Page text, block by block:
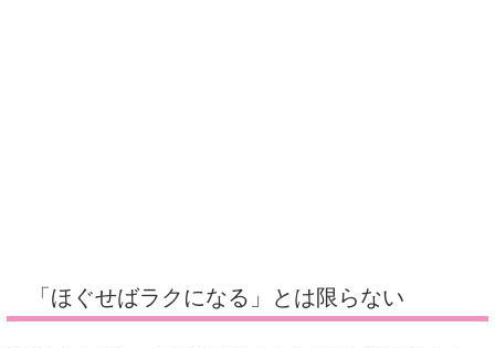
「ほぐせばラクになる」とは限らない